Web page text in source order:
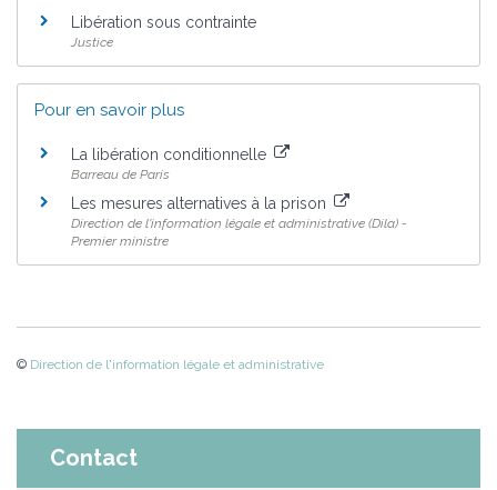
Libération sous contrainte
Justice
Pour en savoir plus
La libération conditionnelle
Barreau de Paris
Les mesures alternatives à la prison
Direction de l'information légale et administrative (Dila) -
Premier ministre
© Direction de l'information légale et administrative
Contact